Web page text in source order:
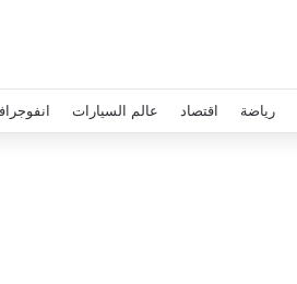
رياضة اقتصاد عالم السيارات